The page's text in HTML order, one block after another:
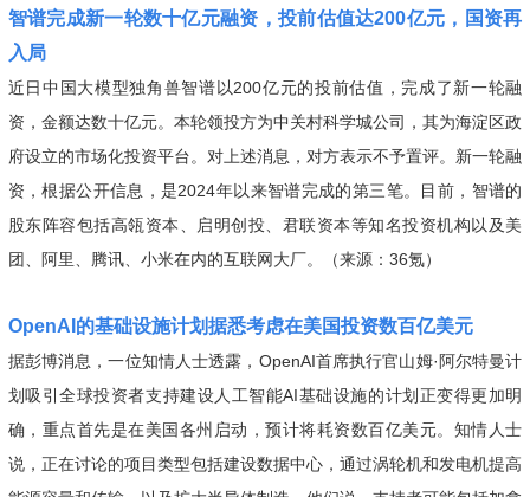
智谱完成新一轮数十亿元融资，投前估值达200亿元，国资再
入局
近日中国大模型独角兽智谱以200亿元的投前估值，完成了新一轮融
资，金额达数十亿元。本轮领投方为中关村科学城公司，其为海淀区政
府设立的市场化投资平台。对上述消息，对方表示不予置评。新一轮融
资，根据公开信息，是2024年以来智谱完成的第三笔。目前，智谱的
股东阵容包括高瓴资本、启明创投、君联资本等知名投资机构以及美
团、阿里、腾讯、小米在内的互联网大厂。（来源：36氪）
OpenAI的基础设施计划据悉考虑在美国投资数百亿美元
据彭博消息，一位知情人士透露，OpenAI首席执行官山姆·阿尔特曼计
划吸引全球投资者支持建设人工智能AI基础设施的计划正变得更加明
确，重点首先是在美国各州启动，预计将耗资数百亿美元。知情人士
说，正在讨论的项目类型包括建设数据中心，通过涡轮机和发电机提高